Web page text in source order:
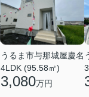
うるま市与那城屋慶名
4LDK (95.58㎡)
3,080万円